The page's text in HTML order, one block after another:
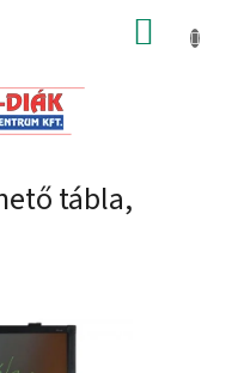
KOSÁR
tábla,